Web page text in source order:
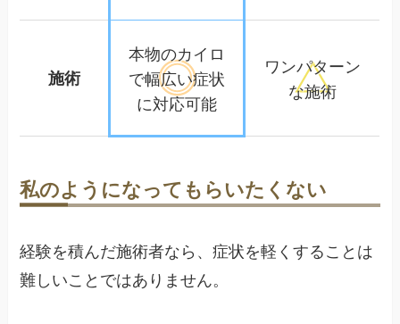
施術
本物のカイロ
で幅広い症状
に対応可能
ワンパターン
な施術
私のようになってもらいたくない
経験を積んだ施術者なら、症状を軽くすることは
難しいことではありません。